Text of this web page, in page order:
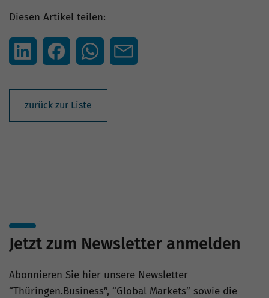
Diesen Artikel teilen:
zurück zur Liste
Jetzt zum Newsletter anmelden
Abonnieren Sie hier unsere Newsletter
“Thüringen.Business”, “Global Markets” sowie die